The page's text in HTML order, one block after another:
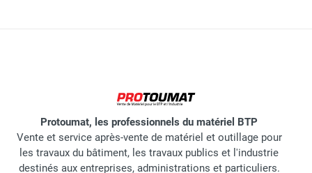
Protoumat, les professionnels du matériel BTP
Vente et service après-vente de matériel et outillage pour
les travaux du bâtiment, les travaux publics et l'industrie
destinés aux entreprises, administrations et particuliers.